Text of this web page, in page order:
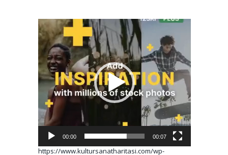
Video
oynatıcı
00:00 00:07
https://www.kultursanatharitasi.com/wp-